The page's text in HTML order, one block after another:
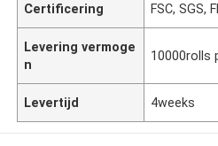
Certificering FSC, SGS,
Levering vermoge
n
10000rolls
Levertijd 4weeks